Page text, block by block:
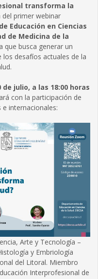
transforma la
del primer webinar
Educación en Ciencias
de Medicina de la
que busca generar un
desafíos actuales de la
de julio, a las 18:00 horas
con la participación de
e internacionales:
Arte y Tecnología –
y Embriología
del Litoral. Miembro
Interprofesional de